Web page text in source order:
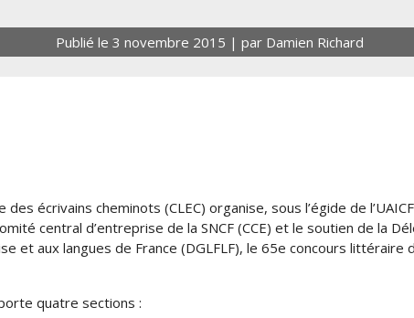
Publié le 3 novembre 2015 | par Damien Richard
écrivains cheminots (CLEC) organise, sous l’égide de
central d’entreprise de la SNCF (CCE) et le soutien de la
et aux langues de France (DGLFLF), le 65e concours littéraire
quatre sections :